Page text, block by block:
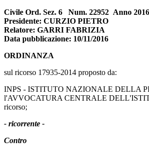
Civile Ord. Sez. 6 Num. 22952 Anno 2016
Presidente: CURZIO PIETRO
Relatore: GARRI FABRIZIA
Data pubblicazione: 10/11/2016
ORDINANZA
sul ricorso 17935-2014 proposto da:
INPS - ISTITUTO NAZIONALE DELLA
l'AVVOCATURA CENTRALE
ricorso;
- ricorrente -
Contro